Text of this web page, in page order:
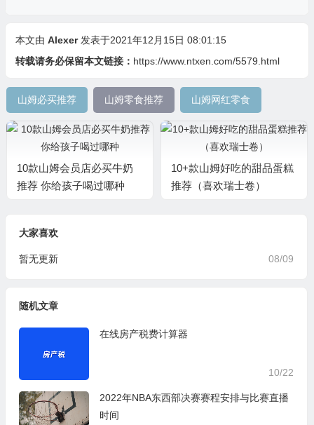
本文由 Alexer 发表于2021年12月15日 08:01:15
转载请务必保留本文链接： https://www.ntxen.com/5579.html
山姆必买推荐 山姆零食推荐 山姆网红零食
10款山姆会员店必买牛奶
推荐 你给孩子喝过哪种
10+款山姆好吃的甜品蛋糕
推荐（喜欢瑞士卷）
大家喜欢
08/09
暂无更新
随机文章
在线房产税费计算器
10/22
2022年NBA东西部决赛赛程安排与比赛直播
时间